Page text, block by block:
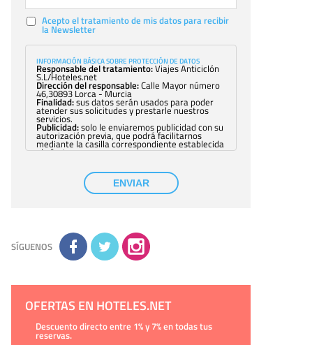
Acepto el tratamiento de mis datos para recibir
la Newsletter
INFORMACIÓN BÁSICA SOBRE PROTECCIÓN DE DATOS
Responsable del tratamiento:Viajes Anticiclón
S.L/Hoteles.net
Dirección del responsable:Calle Mayor número
46,30893 Lorca - Murcia
Finalidad:sus datos serán usados para poder
atender sus solicitudes y prestarle nuestros
servicios.
Publicidad:solo le enviaremos publicidad con su
autorización previa, que podrá facilitarnos
mediante la casilla correspondiente establecida
al efecto.
con su consentimiento previo, que podrá
facilitarnos mediante la casilla correspondiente
establecida al efecto.
Destinatarios:con carácter general, sólo el
Derechos:tiene derecho a saber qué
información tenemos sobre usted, corregirla y
eliminarla, tal y como se explica en la
información adicional disponible en nuestra
la información adicional y detallada sobre cómo
ENVIAR
SÍGUENOS
OFERTAS EN HOTELES.NET
Descuento directo entre 1% y 7% en todas tus
reservas.